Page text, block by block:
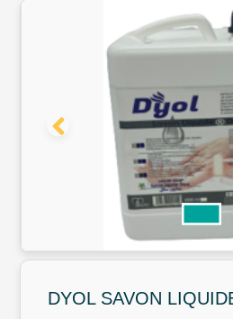
DYOL SAVON